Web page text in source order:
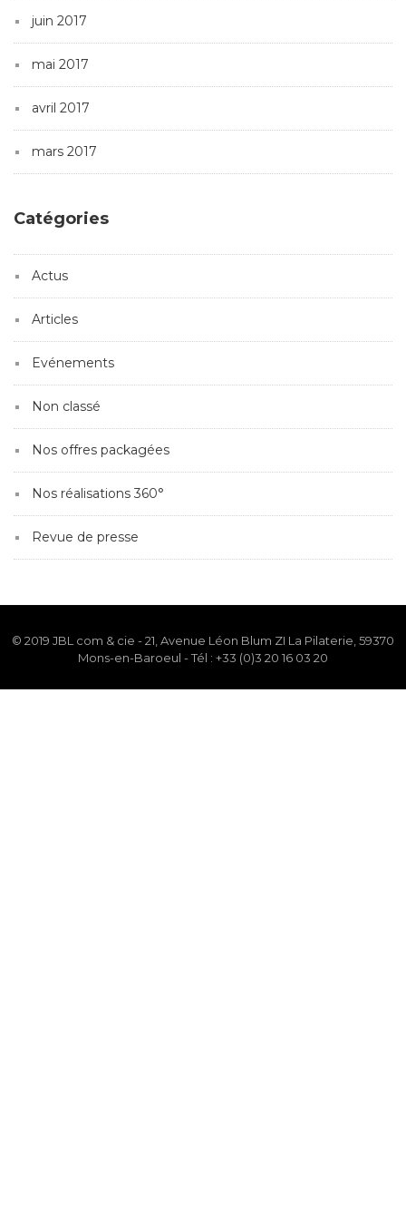
juin 2017
mai 2017
avril 2017
mars 2017
Catégories
Actus
Articles
Evénements
Non classé
Nos offres packagées
Nos réalisations 360°
Revue de presse
© 2019 JBL com & cie - 21, Avenue Léon Blum ZI La Pilaterie, 59370
Mons-en-Baroeul - Tél : +33 (0)3 20 16 03 20